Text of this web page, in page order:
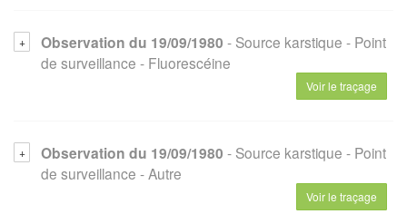
Observation du 19/09/1980 - Source karstique - Point
de surveillance - Fluorescéine
Voir le traçage
Observation du 19/09/1980 - Source karstique - Point
de surveillance - Autre
Voir le traçage